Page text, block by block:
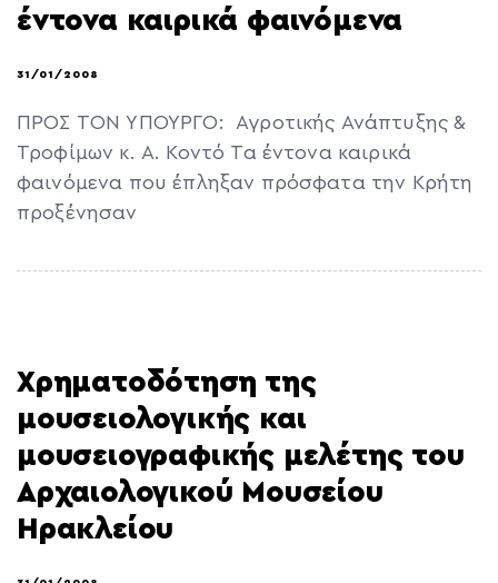
έντονα καιρικά φαινόμενα
31/01/2008
ΠΡΟΣ ΤΟΝ ΥΠΟΥΡΓΟ: Αγροτικής Ανάπτυξης &
Τροφίμων κ. Α. Κοντό Τα έντονα καιρικά
φαινόμενα που έπληξαν πρόσφατα την Κρήτη
προξένησαν
Χρηματοδότηση της
μουσειολογικής και
μουσειογραφικής μελέτης του
Αρχαιολογικού Μουσείου
Ηρακλείου